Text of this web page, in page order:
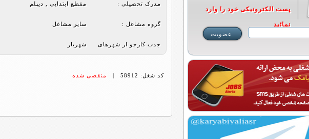
مدرک تحصیلی : مقطع ابتدایی , دیپلم
گروه مشاغل : ساير مشاغل
جذب کارجو از شهرهای شهریار
کد شغل: 58912 | منقضی شده
پست الکترونیکی خود را وارد
نمائید